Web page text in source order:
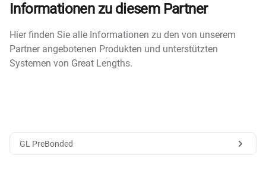
Informationen zu diesem Partner
Hier finden Sie alle Informationen zu den von unserem
Partner angebotenen Produkten und unterstützten
Systemen von Great Lengths.
GL PreBonded